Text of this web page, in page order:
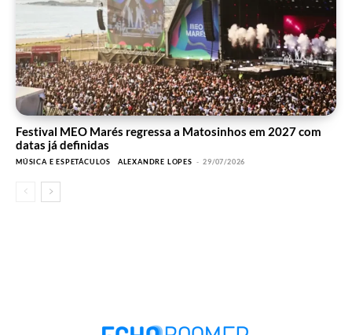
Festival MEO Marés regressa a Matosinhos em 2027 com
datas já definidas
MÚSICA E ESPETÁCULOS ALEXANDRE LOPES - 29/07/2026